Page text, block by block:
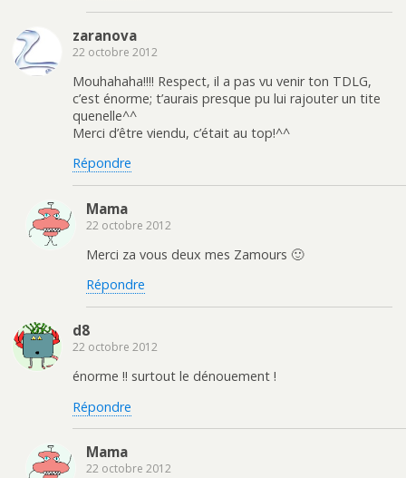
zaranova
22 octobre 2012
Mouhahaha!!!! Respect, il a pas vu venir ton TDLG,
c’est énorme; t’aurais presque pu lui rajouter un tite
quenelle^^
Merci d’être viendu, c’était au top!^^
Répondre
Mama
22 octobre 2012
Merci za vous deux mes Zamours 🙂
Répondre
d8
22 octobre 2012
énorme !! surtout le dénouement !
Répondre
Mama
22 octobre 2012